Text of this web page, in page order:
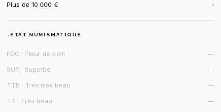
Plus de 10 000 € ›
ÉTAT NUMISMATIQUE
FDC · Fleur de coin
—
SUP · Superbe
—
TTB · Très très beau
—
TB · Très beau
—